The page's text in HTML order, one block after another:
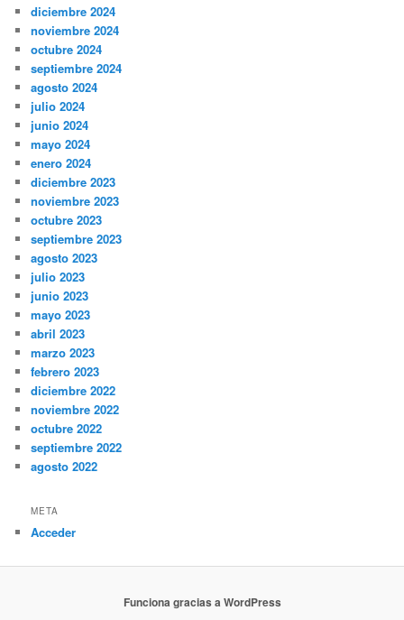
diciembre 2024
noviembre 2024
octubre 2024
septiembre 2024
agosto 2024
julio 2024
junio 2024
mayo 2024
enero 2024
diciembre 2023
noviembre 2023
octubre 2023
septiembre 2023
agosto 2023
julio 2023
junio 2023
mayo 2023
abril 2023
marzo 2023
febrero 2023
diciembre 2022
noviembre 2022
octubre 2022
septiembre 2022
agosto 2022
META
Acceder
Funciona gracias a WordPress